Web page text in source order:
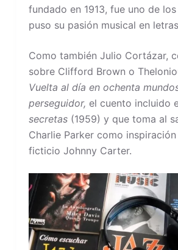
fundado en 1913, fue uno de
puso su pasión musical en
Como también Julio Cortázar,
sobre Clifford Brown o
Vuelta al día en ochenta
perseguidor, el cuento incluido
secretas(1959) y que toma al
Charlie Parker como
ficticio Johnny Carter.